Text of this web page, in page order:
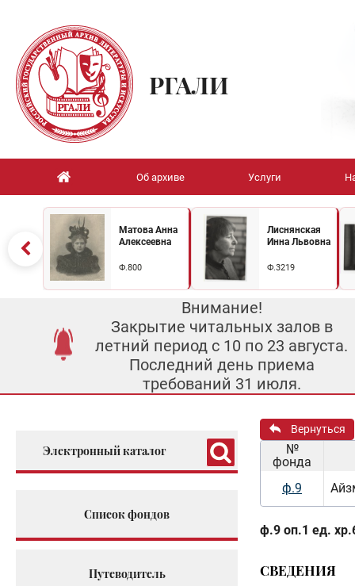
РГАЛИ
Об архиве Услуги
Матова Анна
Алексеевна
Ф.800
Лиснянская
Инна Львовна
Ф.3219
Внимание!
Закрытие читальных залов в
летний период с 10 по 23 августа.
Последний день приема
требований 31 июля.
Электронный каталог
Список фондов
Путеводитель
Вернуться
№
фонда
ф.9
ф.9 оп.1 ед.
СВЕДЕНИЯ